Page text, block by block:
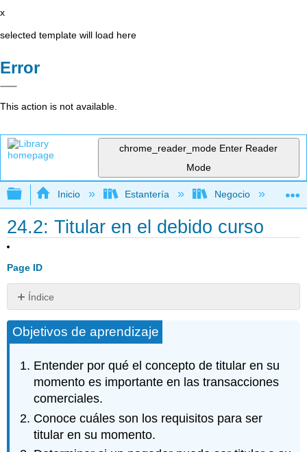
x
selected template will load here
Error
This action is not available.
chrome_reader_mode Enter Reader
Mode
Expandir/contraer jerarquía global
Inicio Estantería Negocio
24.2: Titular en el debido curso
Page ID
Índice
general
del
Holder-
in-
Due-
Course
Importancia
del
Objetivos de aprendizaje
Entender por qué el concepto de titular en su
momento es importante en las transacciones
comerciales.
Conoce cuáles son los requisitos para ser
titular en su momento.